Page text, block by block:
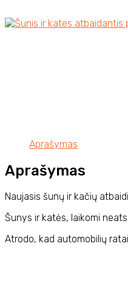
Aprašymas
Aprašymas
Naujasis šunų ir kačių
Šunys ir katės, laikomi
Atrodo, kad automobilių